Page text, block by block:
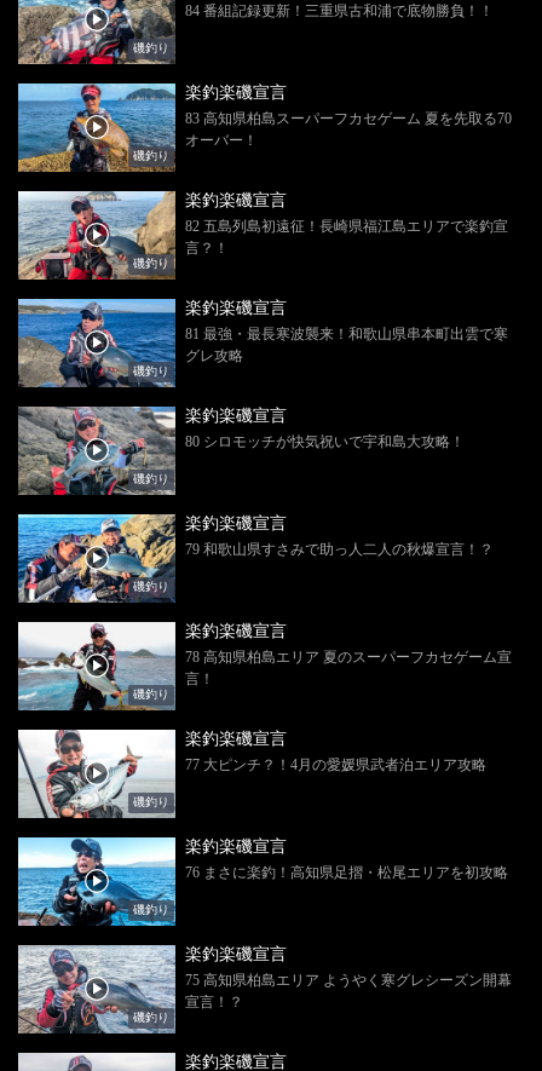
磯釣り
84 番組記録更新！三重県古和浦で底物勝負！！
磯釣り
楽釣楽磯宣言
83 高知県柏島スーパーフカセゲーム 夏を先取る70
オーバー！
磯釣り
楽釣楽磯宣言
82 五島列島初遠征！長崎県福江島エリアで楽釣宣
言？！
磯釣り
楽釣楽磯宣言
81 最強・最長寒波襲来！和歌山県串本町出雲で寒
グレ攻略
磯釣り
楽釣楽磯宣言
80 シロモッチが快気祝いで宇和島大攻略！
磯釣り
楽釣楽磯宣言
79 和歌山県すさみで助っ人二人の秋爆宣言！？
磯釣り
楽釣楽磯宣言
78 高知県柏島エリア 夏のスーパーフカセゲーム宣
言！
磯釣り
楽釣楽磯宣言
77 大ピンチ？！4月の愛媛県武者泊エリア攻略
磯釣り
楽釣楽磯宣言
76 まさに楽釣！高知県足摺・松尾エリアを初攻略
磯釣り
楽釣楽磯宣言
75 高知県柏島エリア ようやく寒グレシーズン開幕
宣言！？
楽釣楽磯宣言